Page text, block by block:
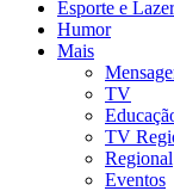
Esporte e Lazer
Humor
Mais
TV
TV
Regional
Eventos